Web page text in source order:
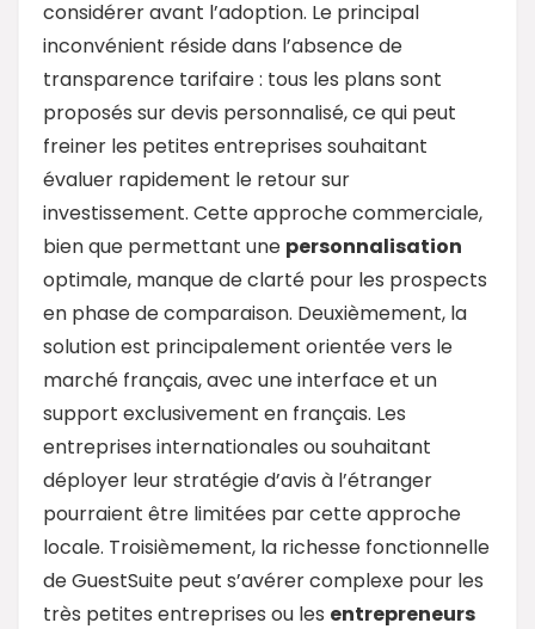
considérer avant l’adoption. Le principal
inconvénient réside dans l’absence de
transparence tarifaire : tous les plans sont
proposés sur devis personnalisé, ce qui peut
freiner les petites entreprises souhaitant
évaluer rapidement le retour sur
investissement. Cette approche commerciale,
bien que permettant une personnalisation
optimale, manque de clarté pour les prospects
en phase de comparaison. Deuxièmement, la
solution est principalement orientée vers le
marché français, avec une interface et un
support exclusivement en français. Les
entreprises internationales ou souhaitant
déployer leur stratégie d’avis à l’étranger
pourraient être limitées par cette approche
locale. Troisièmement, la richesse fonctionnelle
de GuestSuite peut s’avérer complexe pour les
très petites entreprises ou les entrepreneurs